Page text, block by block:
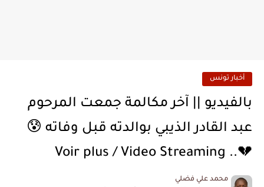
أخبار تونس
بالفيديو || آخر مكالمة جمعت المرحوم
عبد القادر الذيبي بوالدته قبل وفاته 😰
💔.. Voir plus / Video Streaming
محمد علي فضلي